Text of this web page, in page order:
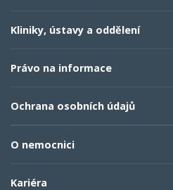
Kliniky, ústavy a oddělení
Právo na informace
Ochrana osobních údajů
O nemocnici
Kariéra